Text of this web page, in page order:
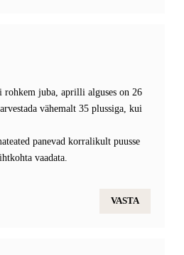
rohkem juba, aprilli alguses on 26
vähemalt 35 plussiga, kui
panevad korralikult puusse
vaadata.
VASTA